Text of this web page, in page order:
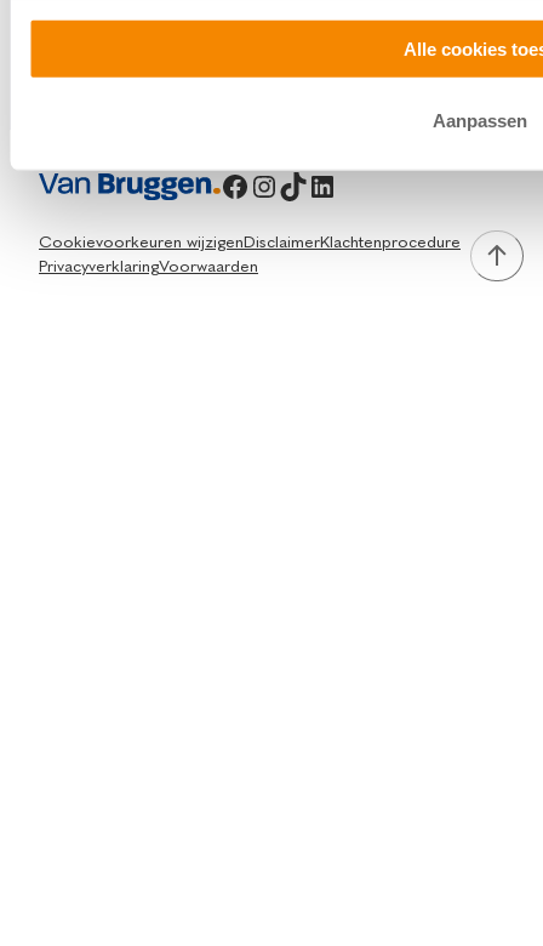
Alle cookies
Aanpassen
Facebook
Instagram
TikTok
LinkedIn
Cookievoorkeuren wijzigen DisclaimerKlachtenprocedure
PrivacyverklaringVoorwaarden